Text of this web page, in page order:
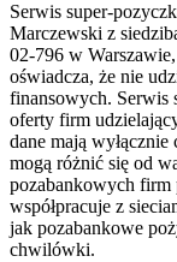
Serwis super-
Marczewski z
02-796 w
oświadcza, że nie
finansowych. Serwis
oferty firm
dane mają
mogą różnić się od
pozabankowych firm
współpracuje z
jak pozabankowe
chwilówki.